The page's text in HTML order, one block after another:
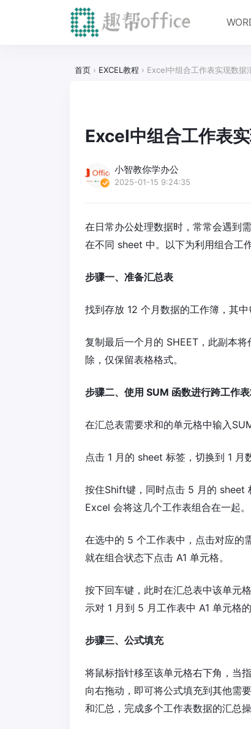
首页 › EXCEL教程 › Excel中组合工作表实现数据
Excel中组合工作表
小智教你学办公
2025-01-15 9:24:35
在日常办公处理数据时，常常会遇到
在不同 sheet 中。以下为利用组合工
步骤一、准备汇总表
找到存放 12 个月数据的工作簿，其
复制最后一个月的 SHEET，此副本
除，仅保留表格格式。
步骤二、使用 SUM 函数进行跨工作
在汇总表需要求和的单元格中输入
点击 1 月的 sheet 标签，切换到 1 月
按住Shift键，同时点击 5 月的 sheet
Excel 会将这几个工作表组合在一起。
在选中的 5 个工作表中，点击对应的
就在组合状态下点击 A1 单元格。
按下回车键，此时在汇总表中该单元
示对 1 月到 5 月工作表中 A1 单元格的
步骤三、公式填充
将鼠标指针移至该单元格右下角，当
向右拖动，即可将公式填充到其他需
和汇总，完成多个工作表数据的汇总操